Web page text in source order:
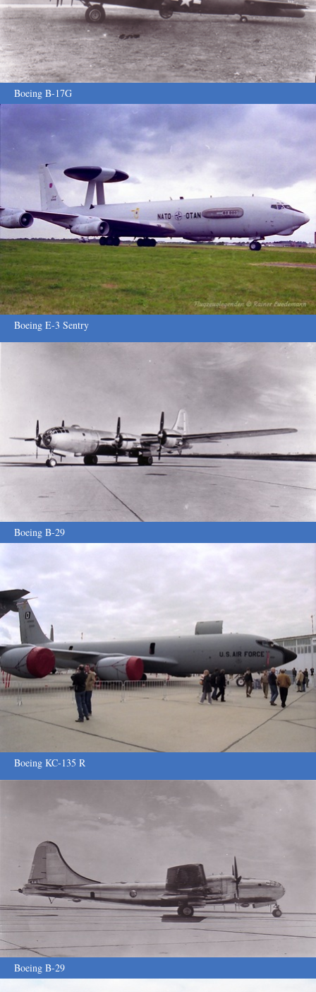
Boeing B-17G
Boeing E-3 Sentry
Boeing B-29
Boeing KC-135 R
Boeing B-29